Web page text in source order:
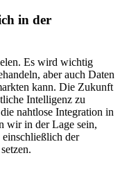
in der
Es wird wichtig
aber auch Daten
kann. Die Zukunft
Intelligenz zu
nahtlose Integration in
wir in der Lage sein,
der